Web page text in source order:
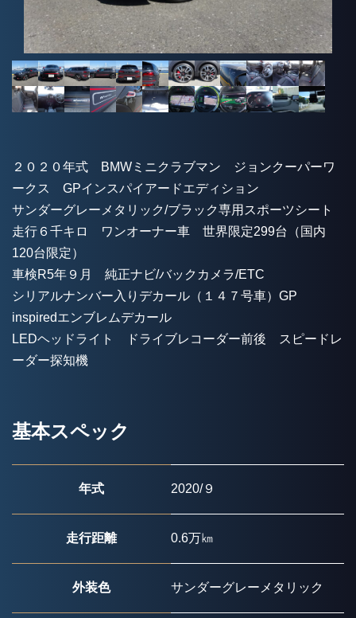
２０２０年式 BMWミニクラブマン ジョンクーパーワ
ークス GPインスパイアードエディション
サンダーグレーメタリック/ブラック専用スポーツシート
走行６千キロ ワンオーナー車 世界限定299台（国内
120台限定）
車検R5年９月 純正ナビ/バックカメラ/ETC
シリアルナンバー入りデカール（１４７号車）GP
inspiredエンブレムデカール
LEDヘッドライト ドライブレコーダー前後 スピードレ
ーダー探知機
基本スペック
年式 2020/９
走行距離 0.6万㎞
外装色 サンダーグレーメタリック